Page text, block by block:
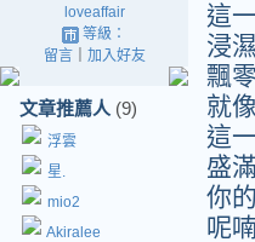
loveaffair
等級：
留言｜ 加入好友
文章推薦人 (9)
浮雲
星.
mio2
Akiralee
這
浸
飄
就
這
盛
你
呢